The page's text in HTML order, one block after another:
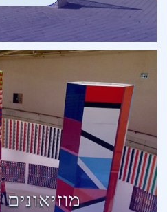
מוזיאונים